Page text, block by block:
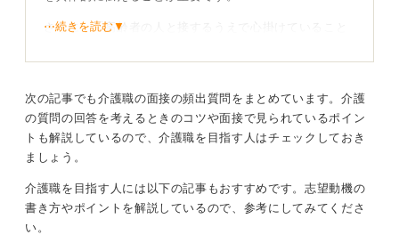
さらに、「高齢者の人と接するうえで心掛けていること
る質問も頻出です。これらに対して、自身の経験にもと
しょう。
また、事務職としての適性を示すために、自身の長所で
ある正確さや丁寧さをアピールできる具体的なエピソー
介護業界についての意見を述べて差をつけよう
⋯続きを読む▼
次の記事でも介護職の面接の頻出質問をまとめています。介護
の質問の回答を考えるときのコツや面接で見られているポイン
トも解説しているので、介護職を目指す人はチェックしておき
ましょう。
介護職を目指す人には以下の記事もおすすめです。志望動機の
書き方やポイントを解説しているので、参考にしてみてくださ
い。